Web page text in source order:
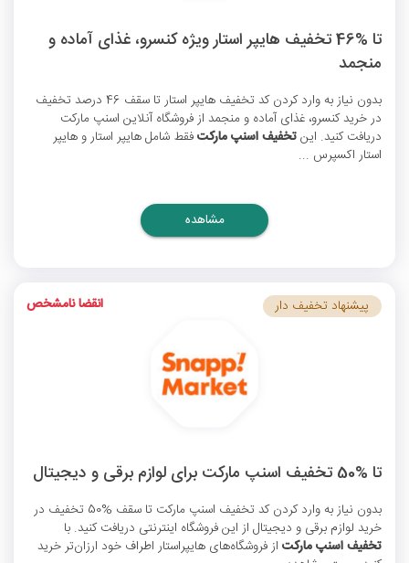
تا %46 تخفیف هایپر استار ویژه کنسرو، غذای آماده و
منجمد
بدون نیاز به وارد کردنکد تخفیف هایپر استار
تا سقف 46 درصد تخفیف
در خرید کنسرو، غذای آماده و منجمد از فروشگاه آنلاین اسنپ مارکت
دریافت کنید. اینتخفیف اسنپ مارکتفقط شامل هایپر استار و هایپر
استار اکسپرس ...
مشاهده
تا %50 تخفیف اسنپ مارکت برای لوازم برقی و دیجیتال
بدون نیاز به وارد کردنکد تخفیف اسنپ مارکت
تا سقف %50 تخفیف در
خرید لوازم برقی و دیجیتال از این فروشگاه اینترنتی دریافت کنید. با
تخفیف اسنپ مارکت از فروشگاه‌های هایپراستار اطراف خود ارزان‌تر خرید
پیشنهاد تخفیف دار انقضا نامشخص